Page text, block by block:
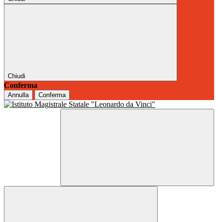
Chiudi
Conferma
Annulla Conferma